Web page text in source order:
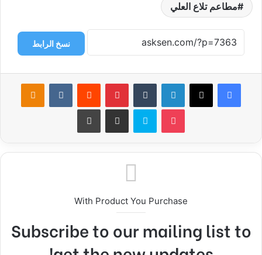
مطاعم تلاع العلي
نسخ الرابط
فيسبوك ‫X لينكدإن بينتيريست
‫Pocket سكايب مشاركة عبر البريد طباعة
With Product You Purchase
Subscribe to our mailing list to